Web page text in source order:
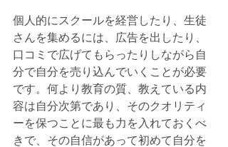
個人的にスクールを経営したり、生徒
さんを集めるには、広告を出したり、
口コミで広げてもらったりしながら自
分で自分を売り込んでいくことが必要
です。何より教育の質、教えている内
容は自分次第であり、そのクオリティ
ーを保つことに最も力を入れておくべ
きで、その自信があって初めて自分を